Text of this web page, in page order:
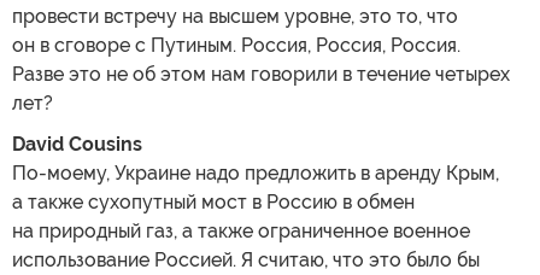
провести встречу на высшем уровне, это то, что
он в сговоре с Путиным. Россия, Россия, Россия.
Разве это не об этом нам говорили в течение четырех
лет?
David Cousins
По-моему, Украине надо предложить в аренду Крым,
а также сухопутный мост в Россию в обмен
на природный газ, а также ограниченное военное
использование Россией. Я считаю, что это было бы